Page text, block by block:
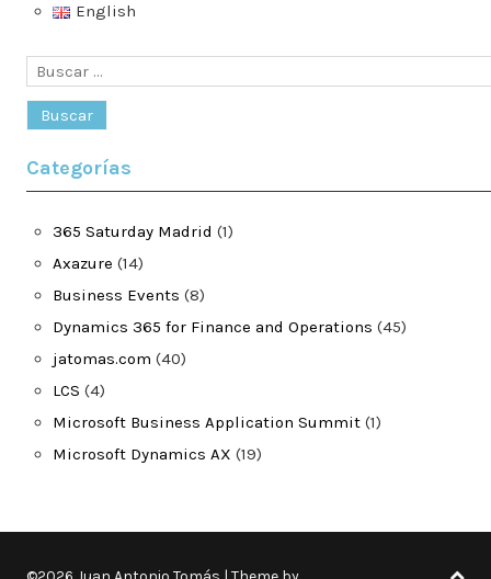
English
Buscar:
Categorías
365 Saturday Madrid (1)
Axazure (14)
Business Events (8)
Dynamics 365 for Finance and Operations (45)
jatomas.com (40)
LCS (4)
Microsoft Business Application Summit (1)
Microsoft Dynamics AX (19)